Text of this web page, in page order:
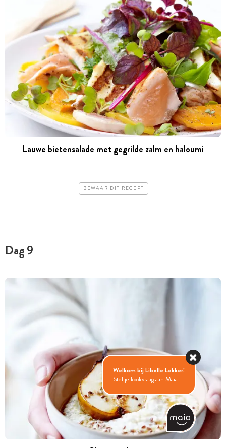
Lauwe bietensalade met gegrilde zalm en haloumi
BEWAAR DIT RECEPT
Dag 9
Welkom bij Libelle Lekker!
Stel je kookvraag aan Maia...